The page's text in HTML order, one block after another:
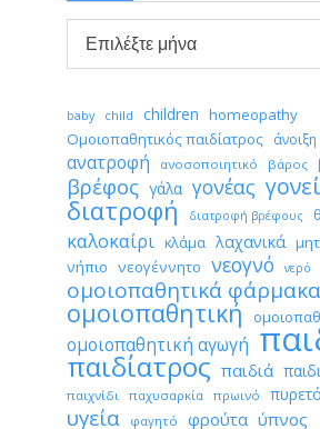
Αρχείο
baby child children homeopathy
Ομοιοπαθητικός παιδίατρος άνοιξη
ανατροφή ανοσοποιητικό βάρος
βρέφος γάλα γονέας
διατροφή διατροφή βρέφους
καλοκαίρι κλάμα λαχανικά
νήπιο νεογέννητο νεογνό νερό
ομοιοπαθητικά φάρμακα
ομοιοπαθητική
ομοιοπαθητική αγωγή
παιδίατρος παιδιά
παιχνίδι παχυσαρκία πρωινό
υγεία φαγητό φρούτα ύπνος